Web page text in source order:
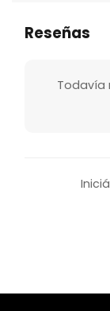
Reseñas
Todavía